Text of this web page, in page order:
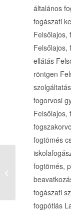
általános
fogászati
Felsőlajos,
Felsőlajos,
ellátás
röntgen
fogorvosi
Felsőlajos,
fogtömés
fogtömés,
fogászati
fogpótlás
Parkvárosi
Rendelő